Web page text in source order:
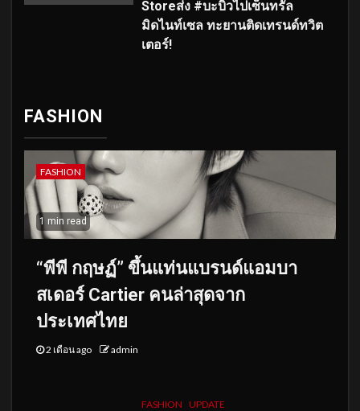
Storeส่ง #บะบิวไปเซ็นทรัล
มิดไนท์เซล ทะยานติดเทรนด์ทวิต
เตอร์!
FASHION
FASHION
1 min read
“พีพี กฤษฏ์” ขึ้นแท่นแบรนด์แอมบา
สเดอร์ Cartier คนล่าสุดจาก
ประเทศไทย
2 เดือน ago admin
FASHION UPDATE